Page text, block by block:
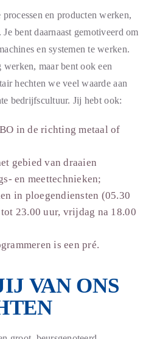
en producten werken,
bent daarnaast gemotiveerd om
en systemen te werken.
maar bent ook een
hechten we veel waarde aan
bedrijfscultuur. Jij hebt ook:
in de richting metaal of
gebied van draaien
en meettechnieken;
in ploegendiensten (05.30
23.00 uur, vrijdag na 18.00
is een pré.
VAN ONS